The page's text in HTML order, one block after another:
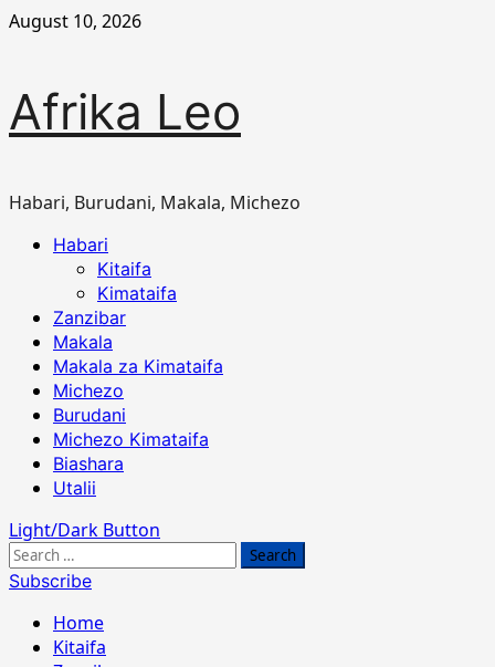
Skip
August 10, 2026
Afrika Leo
Habari, Burudani, Makala, Michezo
PrimaryHabari
Kitaifa
Kimataifa
Zanzibar
Makala
Makala za Kimataifa
Michezo
Burudani
Michezo Kimataifa
Biashara
Utalii
Light/Dark Button
Search
for:
Subscribe
Home
Kitaifa